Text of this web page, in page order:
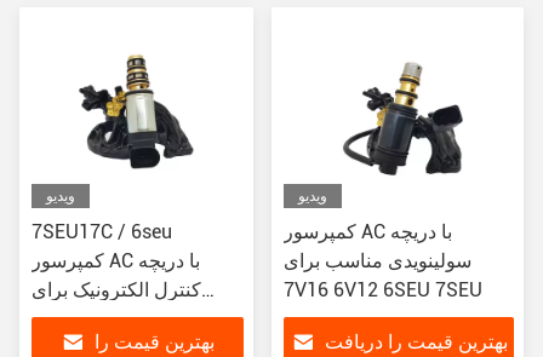
ویدیو
7SEU17C / 6seu
کمپرسور AC با دریچه
کنترل الکترونیک برای
فولکس واگن
بهترین قیمت را
ویدیو
کمپرسور AC با دریچه
سولینویدی مناسب برای
7V16 6V12 6SEU 7SEU
بهترین قیمت را دریافت